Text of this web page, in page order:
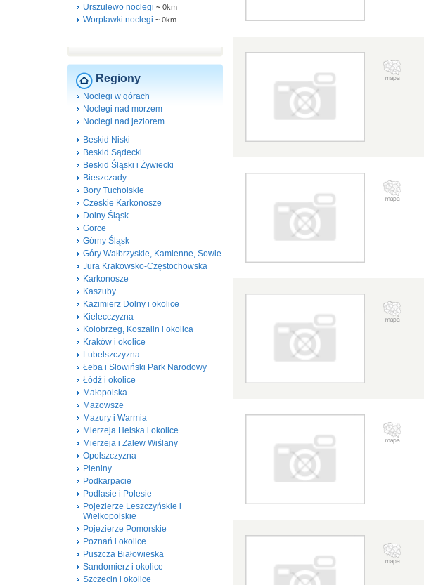
Urszulewo noclegi ~ 0km
Worpławki noclegi ~ 0km
Regiony
Noclegi w górach
Noclegi nad morzem
Noclegi nad jeziorem
Beskid Niski
Beskid Sądecki
Beskid Śląski i Żywiecki
Bieszczady
Bory Tucholskie
Czeskie Karkonosze
Dolny Śląsk
Gorce
Górny Śląsk
Góry Wałbrzyskie, Kamienne, Sowie
Jura Krakowsko-Częstochowska
Karkonosze
Kaszuby
Kazimierz Dolny i okolice
Kielecczyzna
Kołobrzeg, Koszalin i okolica
Kraków i okolice
Lubelszczyzna
Łeba i Słowiński Park Narodowy
Łódź i okolice
Małopolska
Mazowsze
Mazury i Warmia
Mierzeja Helska i okolice
Mierzeja i Zalew Wiślany
Opolszczyzna
Pieniny
Podkarpacie
Podlasie i Polesie
Pojezierze Leszczyńskie i
Wielkopolskie
Pojezierze Pomorskie
Poznań i okolice
Puszcza Białowieska
Sandomierz i okolice
Szczecin i okolice